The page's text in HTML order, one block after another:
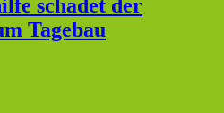
schadet der
Tagebau